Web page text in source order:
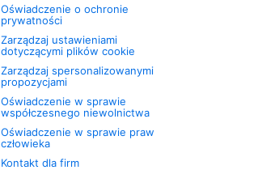
Oświadczenie o ochronie
prywatności
Zarządzaj ustawieniami
dotyczącymi plików cookie
Zarządzaj spersonalizowanymi
propozycjami
Oświadczenie w sprawie
współczesnego niewolnictwa
Oświadczenie w sprawie praw
człowieka
Kontakt dla firm